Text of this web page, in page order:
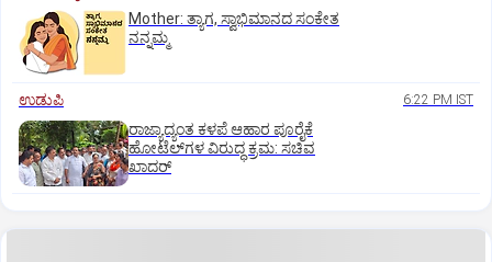
Mother: ತ್ಯಾಗ, ಸ್ವಾಭಿಮಾನದ ಸಂಕೇತ
ನನ್ನಮ್ಮ
ಉಡುಪಿ 6:22 PM IST
ರಾಜ್ಯಾದ್ಯಂತ ಕಳಪೆ ಆಹಾರ ಪೂರೈಕೆ
ಹೋಟೆಲ್‌ಗಳ ವಿರುದ್ಧ ಕ್ರಮ: ಸಚಿವ
ಖಾದರ್